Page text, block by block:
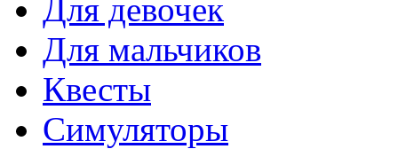
Для девочек
Для мальчиков
Квесты
Симуляторы